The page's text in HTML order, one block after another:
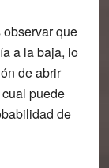
que
a la baja, lo
de abrir
puede
de